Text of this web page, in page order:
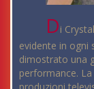
Di
evidente in ogni
dimostrato una
performance.